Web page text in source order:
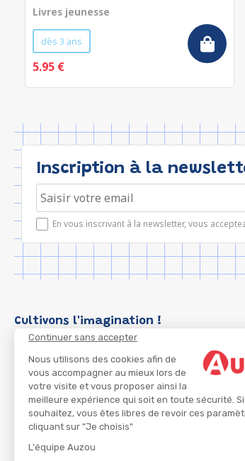
Continuer sans accepter
Nous utilisons des cookies afin de
vous accompagner au mieux lors de
votre visite et vous proposer ainsi la
meilleure expérience qui soit en toute sécurité.
souhaitez, vous êtes libres de revoir ces
cliquant sur "Je choisis"
L'équipe Auzou
Livres jeunesse
dès 3 ans
5.95 €
Inscription à la
En vous inscrivant à la newsletter, vous
Cultivons l'imagination !